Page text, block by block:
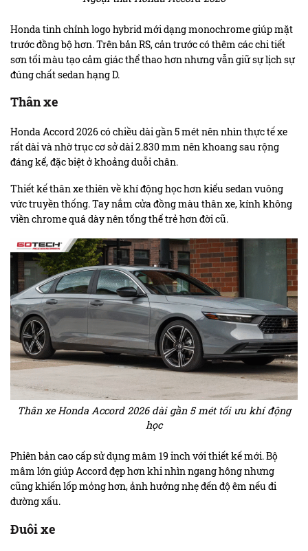
Honda tinh chỉnh logo hybrid mới dạng monochrome giúp mặt
trước đồng bộ hơn. Trên bản RS, cản trước có thêm các chi tiết
sơn tối màu tạo cảm giác thể thao hơn nhưng vẫn giữ sự lịch sự
đúng chất sedan hạng D.
Thân xe
Honda Accord 2026 có chiều dài gần 5 mét nên nhìn thực tế xe
rất dài và nhờ trục cơ sở dài 2.830 mm nên khoang sau rộng
đáng kể, đặc biệt ở khoảng duỗi chân.
Thiết kế thân xe thiên về khí động học hơn kiểu sedan vuông
vức truyền thống. Tay nắm cửa đồng màu thân xe, kính không
viền chrome quá dày nên tổng thể trẻ hơn đời cũ.
Thân xe Honda Accord 2026 dài gần 5 mét tối ưu khí động
học
Phiên bản cao cấp sử dụng mâm 19 inch với thiết kế mới. Bộ
mâm lớn giúp Accord đẹp hơn khi nhìn ngang hông nhưng
cũng khiến lốp mỏng hơn, ảnh hưởng nhẹ đến độ êm nếu đi
đường xấu.
Đuôi xe